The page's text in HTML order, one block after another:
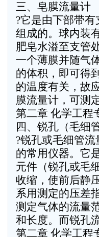
三、皂膜流量计
?它是由下部带
组成的。球内装
肥皂水溢至支管
一个薄膜并随气
的体积，即可得
的温度有关，故
膜流量计，可测
第二章 化学工程
四、锐孔（毛细
?锐孔或毛细管
的常用仪器。它
元件（锐孔或毛
收缩，使前后静
系用测定的压差
测定气体的流量
和长度。而锐孔
第二章 化学工程